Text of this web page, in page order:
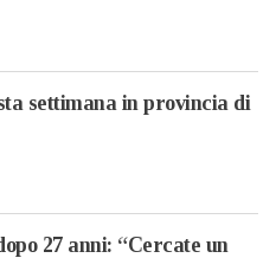
settimana in provincia di
27 anni: “Cercate un